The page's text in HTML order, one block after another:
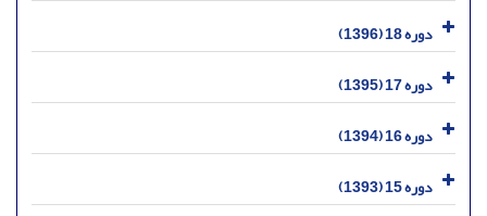
دوره 18 (1396)
دوره 17 (1395)
دوره 16 (1394)
دوره 15 (1393)